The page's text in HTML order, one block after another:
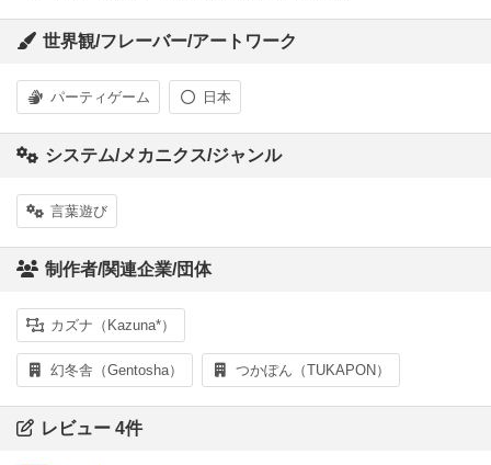
世界観/フレーバー/アートワーク
パーティゲーム 日本
システム/メカニクス/ジャンル
言葉遊び
制作者/関連企業/団体
カズナ（Kazuna*）
幻冬舎（Gentosha） つかぽん（TUKAPON）
レビュー 4件